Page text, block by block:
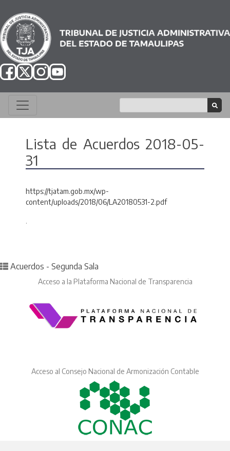
Lista de Acuerdos 2018-05-
31
https://tjatam.gob.mx/wp-
content/uploads/2018/06/LA20180531-2.pdf
.
Posted in
Acuerdos - Segunda Sala
Acceso a la Plataforma Nacional de Transparencia
Acceso al Consejo Nacional de Armonización Contable